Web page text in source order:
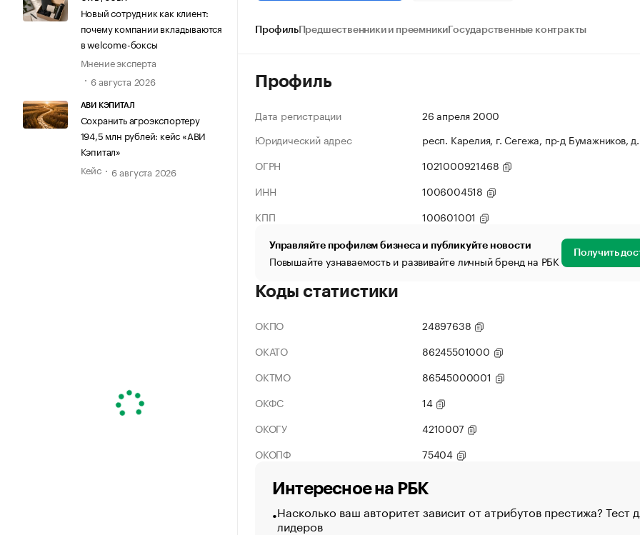
Новый сотрудник как клиент:
почему компании вкладываются
в welcome-боксы
Мнение эксперта
6 августа 2026
АВИ КЭПИТАЛ
Сохранить агроэкспортеру
194,5 млн рублей: кейс «АВИ
Кэпитал»
Кейс
6 августа 2026
ПрофильПредшественники и преемники Государственные контракты
Профиль
Дата регистрации
26 апреля 2000
Юридический адрес
респ. Карелия, г. Сегежа, пр-д Бумажников,
ОГРН
1021000921468
ИНН
1006004518
КПП
100601001
Управляйте профилем бизнеса и публикуйте новости
Повышайте узнаваемость и развивайте личный бренд на РБК Получить
Коды статистики
ОКПО
24897638
ОКАТО
86245501000
ОКТМО
86545000001
ОКФС
14
ОКОГУ
4210007
ОКОПФ
75404
Интересное на РБК
Насколько ваш авторитет зависит от атрибутов престижа? Тест
лидеров